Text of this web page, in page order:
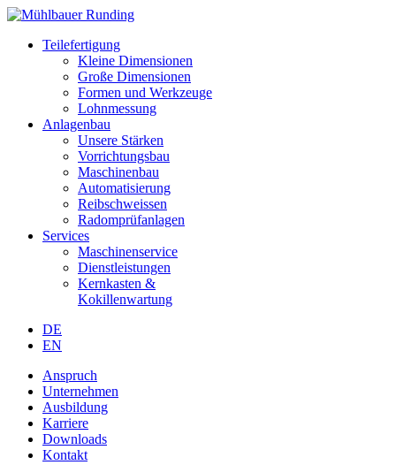
Teilefertigung
Kleine Dimensionen
Große Dimensionen
Formen und Werkzeuge
Lohnmessung
Anlagenbau
Unsere Stärken
Vorrichtungsbau
Maschinenbau
Automatisierung
Reibschweissen
Radomprüfanlagen
Services
Maschinenservice
Dienstleistungen
Kernkasten &
Kokillenwartung
DE
EN
Anspruch
Unternehmen
Ausbildung
Karriere
Downloads
Kontakt